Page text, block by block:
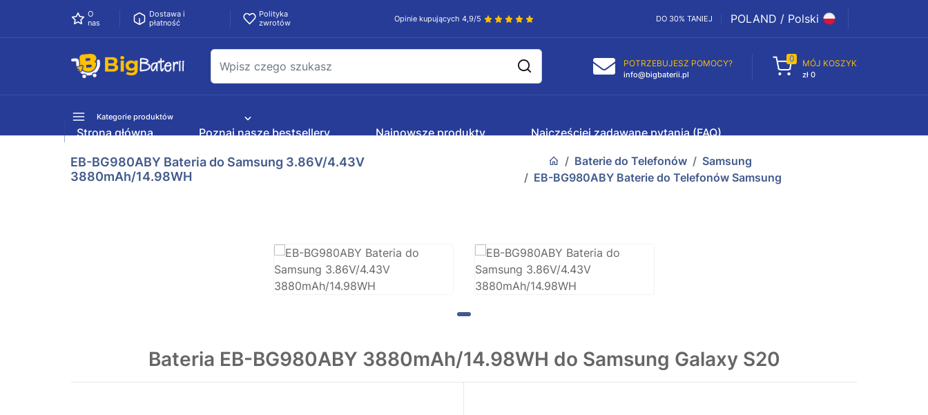
O
nas
Dostawa i
płatność
Polityka
zwrotów
Opinie kupujących 4,9/5 DO 30% TANIEJ POLAND / Polski
POTRZEBUJESZ POMOCY?
info@bigbaterii.pl
0 MÓJ KOSZYK
zł 0
Kategorie produktów
Strona główna Poznaj nasze bestsellery Najnowsze produkty Najczęściej zadawane pytania (FAQ)
EB-BG980ABY Bateria do Samsung 3.86V/4.43V
3880mAh/14.98WH
Baterie do Telefonów
Samsung
EB-BG980ABY Baterie do Telefonów Samsung
Bateria EB-BG980ABY 3880mAh/14.98WH do Samsung Galaxy S20